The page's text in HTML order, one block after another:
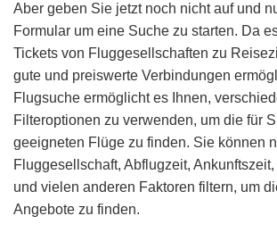
Aber geben Sie jetzt noch nicht auf und
Formular um eine Suche zu starten. Da
Tickets von Fluggesellschaften zu
gute und preiswerte Verbindungen
Flugsuche ermöglicht es Ihnen,
Filteroptionen zu verwenden, um die für
geeigneten Flüge zu finden. Sie können
Fluggesellschaft, Abflugzeit,
und vielen anderen Faktoren filtern, um
Angebote zu finden.